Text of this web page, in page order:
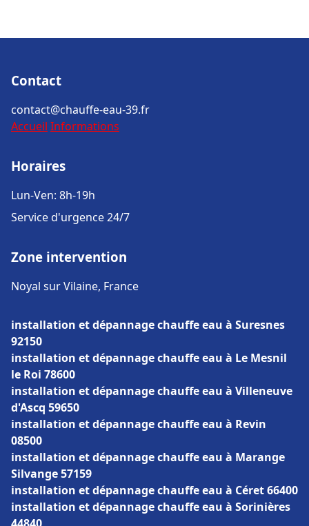
Contact
contact@chauffe-eau-39.fr
Accueil Informations
Horaires
Lun-Ven: 8h-19h
Service d'urgence 24/7
Zone intervention
Noyal sur Vilaine, France
installation et dépannage chauffe eau à Suresnes
92150
installation et dépannage chauffe eau à Le Mesnil
le Roi 78600
installation et dépannage chauffe eau à Villeneuve
d'Ascq 59650
installation et dépannage chauffe eau à Revin
08500
installation et dépannage chauffe eau à Marange
Silvange 57159
installation et dépannage chauffe eau à Céret 66400
installation et dépannage chauffe eau à Sorinières